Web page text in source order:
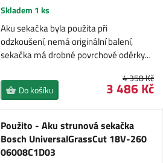
Skladem 1 ks
Aku sekačka byla použita při
odzkoušení, nemá originální balení,
sekačka má drobné povrchové oděrky…
4 358 Kč
3 486 Kč
Do košíku
Použito - Aku strunová sekačka
Bosch UniversalGrassCut 18V-260
06008C1D03